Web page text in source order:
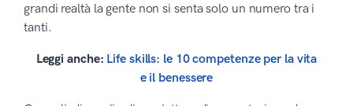
grandi realtà la gente non si senta solo un numero tra i
tanti.
Leggi anche: Life skills: le 10 competenze per la vita
e il benessere